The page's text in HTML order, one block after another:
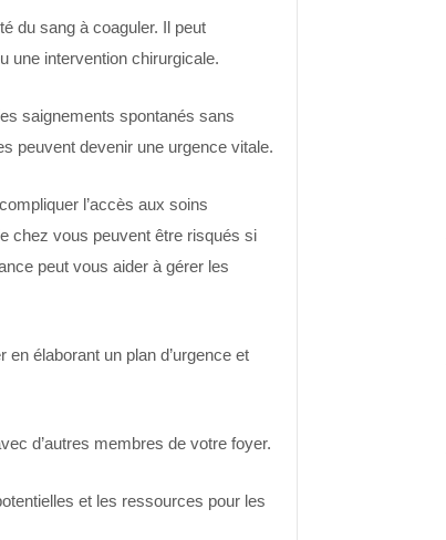
du sang à coaguler. Il peut
une intervention chirurgicale.
saignements spontanés sans
peuvent devenir une urgence vitale.
l’accès aux soins
chez vous peuvent être risqués si
peut vous aider à gérer les
élaborant un plan d’urgence et
d’autres membres de votre foyer.
et les ressources pour les